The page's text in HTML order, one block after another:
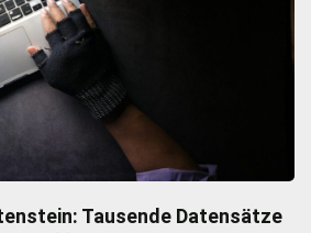
Tausende Datensätze